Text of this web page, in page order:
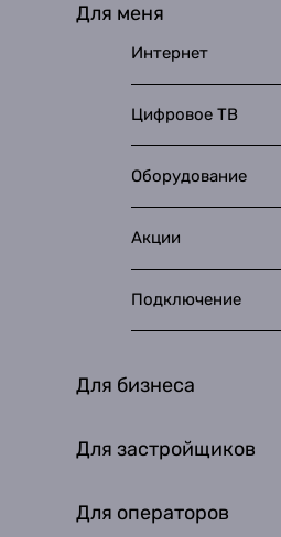
Для меня
Интернет
Цифровое ТВ
Оборудование
Акции
Подключение
Для бизнеса
Для застройщиков
Для операторов